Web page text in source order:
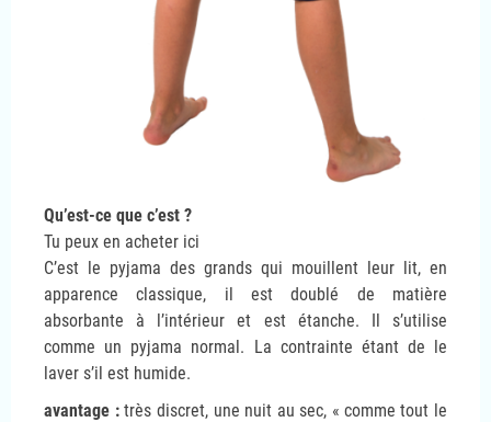
Qu’est-ce que c’est ?
Tu peux en acheter ici
C’est le pyjama des grands qui mouillent leur lit, en
apparence classique, il est doublé de matière
absorbante à l’intérieur et est étanche. Il s’utilise
comme un pyjama normal. La contrainte étant de le
laver s’il est humide.
avantage :très discret, une nuit au sec, « comme tout le